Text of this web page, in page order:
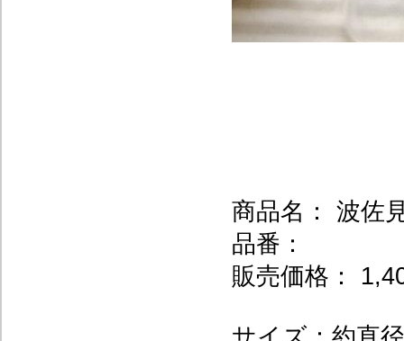
商品名： 波佐
品番：
販売価格：